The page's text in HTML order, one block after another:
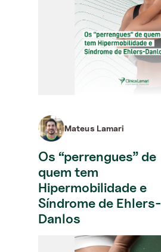
Mateus Lamari
Os “perrengues” de
quem tem
Hipermobilidade e
Síndrome de Ehlers-
Danlos